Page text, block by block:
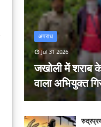
अपराध
Jul 31 2026
जखोली में शराब
वाला अभियुक्त